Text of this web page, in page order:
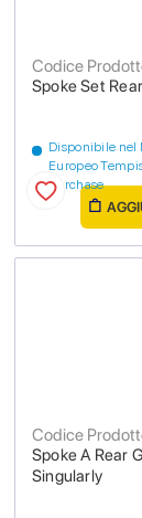
Spoke Set
Codice
Disponibile nel
Europeo
purchase
Spoke A Rear
Singularly
Codice